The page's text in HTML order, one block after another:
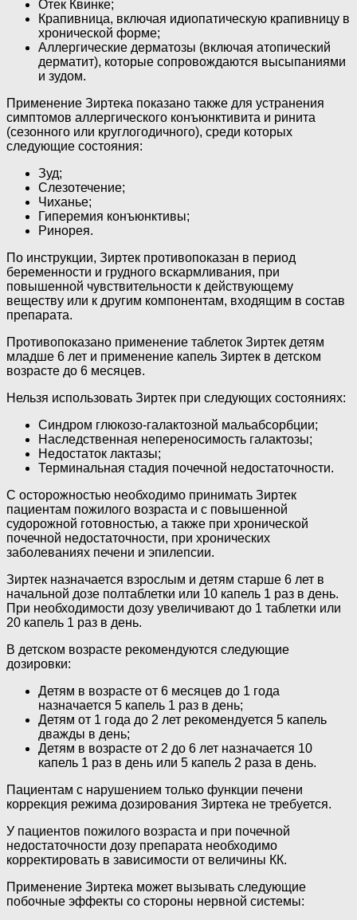
Отек Квинке;
Крапивница, включая идиопатическую крапивницу в
хронической форме;
Аллергические дерматозы (включая атопический
дерматит), которые сопровождаются высыпаниями
и зудом.
Применение Зиртека показано также для устранения
симптомов аллергического конъюнктивита и ринита
(сезонного или круглогодичного), среди которых
следующие состояния:
Зуд;
Слезотечение;
Чиханье;
Гиперемия конъюнктивы;
Ринорея.
По инструкции, Зиртек противопоказан в период
беременности и грудного вскармливания, при
повышенной чувствительности к действующему
веществу или к другим компонентам, входящим в состав
препарата.
Противопоказано применение таблеток Зиртек детям
младше 6 лет и применение капель Зиртек в детском
возрасте до 6 месяцев.
Нельзя использовать Зиртек при следующих состояниях:
Синдром глюкозо-галактозной мальабсорбции;
Наследственная непереносимость галактозы;
Недостаток лактазы;
Терминальная стадия почечной недостаточности.
С осторожностью необходимо принимать Зиртек
пациентам пожилого возраста и с повышенной
судорожной готовностью, а также при хронической
почечной недостаточности, при хронических
заболеваниях печени и эпилепсии.
Зиртек назначается взрослым и детям старше 6 лет в
начальной дозе полтаблетки или 10 капель 1 раз в день.
При необходимости дозу увеличивают до 1 таблетки или
20 капель 1 раз в день.
В детском возрасте рекомендуются следующие
дозировки:
Детям в возрасте от 6 месяцев до 1 года
назначается 5 капель 1 раз в день;
Детям от 1 года до 2 лет рекомендуется 5 капель
дважды в день;
Детям в возрасте от 2 до 6 лет назначается 10
капель 1 раз в день или 5 капель 2 раза в день.
Пациентам с нарушением только функции печени
коррекция режима дозирования Зиртека не требуется.
У пациентов пожилого возраста и при почечной
недостаточности дозу препарата необходимо
корректировать в зависимости от величины КК.
Применение Зиртека может вызывать следующие
побочные эффекты со стороны нервной системы: